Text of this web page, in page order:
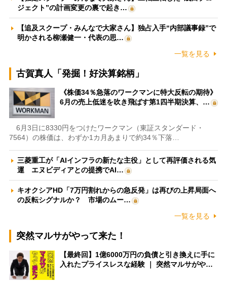
ジェクト”の計画変更の裏で起き…
【追及スクープ・みんなで大家さん】独占入手“内部議事録”で
明かされる柳瀬健一・代表の思…
一覧を見る
古賀真人「発掘！好決算銘柄」
《株価34％急落のワークマンに特大反転の期待》
6月の売上低迷を吹き飛ばす第1四半期決算、…
6月3日に8330円をつけたワークマン（東証スタンダード・
7564）の株価は、わずか1カ月あまりで約34％下落…
三菱重工が「AIインフラの新たな主役」として再評価される気
運 エヌビディアとの提携でAI…
キオクシアHD「7万円割れからの急反発」は再びの上昇局面へ
の反転シグナルか？ 市場のムー…
一覧を見る
突然マルサがやって来た！
【最終回】1億6000万円の負債と引き換えに手に
入れたプライスレスな経験 ｜ 突然マルサがや…